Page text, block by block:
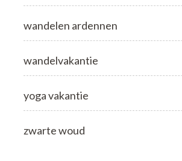
wandelen ardennen
wandelvakantie
yoga vakantie
zwarte woud